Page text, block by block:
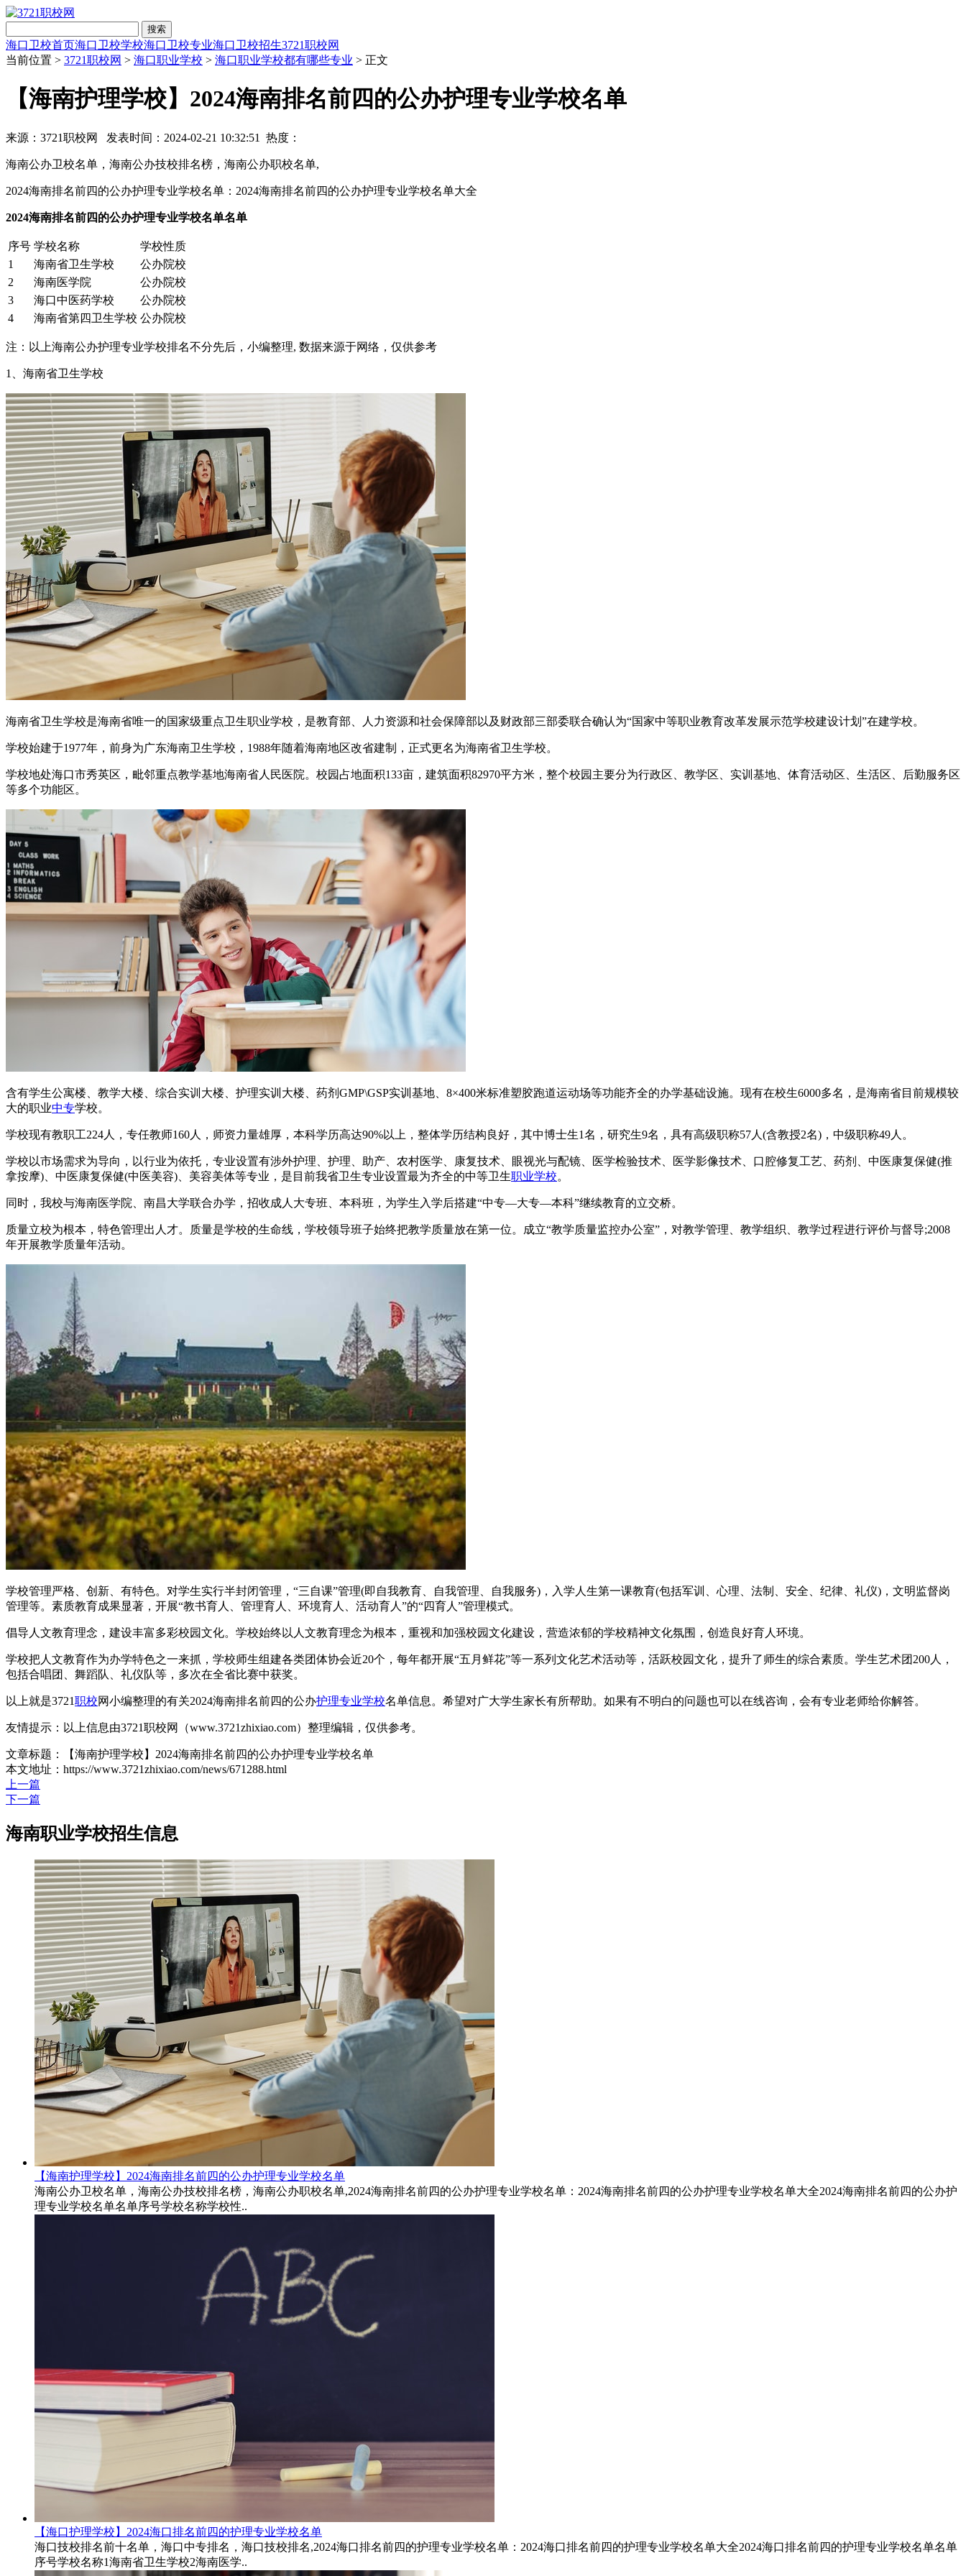
搜索
海口卫校首页海口卫校学校海口卫校专业海口卫校招生3721职校网
当前位置 > 3721职校网 > 海口职业学校 > 海口职业学校都有哪些专业 > 正文
【海南护理学校】2024海南排名前四的公办护理专业学校名单
来源：3721职校网 发表时间：2024-02-21 10:32:51 热度：
海南公办卫校名单，海南公办技校排名榜，海南公办职校名单,
2024海南排名前四的公办护理专业学校名单：2024海南排名前四的公办护理专业学校名单大全
2024海南排名前四的公办护理专业学校名单名单
序号 学校名称
学校性质
1
海南省卫生学校
公办院校
2
海南医学院
公办院校
3
海口中医药学校
公办院校
4
海南省第四卫生学校 公办院校
注：以上海南公办护理专业学校排名不分先后，小编整理, 数据来源于网络，仅供参考
1、海南省卫生学校
海南省卫生学校是海南省唯一的国家级重点卫生职业学校，是教育部、人力资源和社会保障部以及财政部三部委联合确认为“国家中等职业教育改革发展示范学校建设计划”在建学校。
学校始建于1977年，前身为广东海南卫生学校，1988年随着海南地区改省建制，正式更名为海南省卫生学校。
学校地处海口市秀英区，毗邻重点教学基地海南省人民医院。校园占地面积133亩，建筑面积82970平方米，整个校园主要分为行政区、教学区、实训基地、体育活动区、生活区、后勤服务区
等多个功能区。
含有学生公寓楼、教学大楼、综合实训大楼、护理实训大楼、药剂GMP\GSP实训基地、8×400米标准塑胶跑道运动场等功能齐全的办学基础设施。现有在校生6000多名，是海南省目前规模较
大的职业中专学校。
学校现有教职工224人，专任教师160人，师资力量雄厚，本科学历高达90%以上，整体学历结构良好，其中博士生1名，研究生9名，具有高级职称57人(含教授2名)，中级职称49人。
学校以市场需求为导向，以行业为依托，专业设置有涉外护理、护理、助产、农村医学、康复技术、眼视光与配镜、医学检验技术、医学影像技术、口腔修复工艺、药剂、中医康复保健(推
拿按摩)、中医康复保健(中医美容)、美容美体等专业，是目前我省卫生专业设置最为齐全的中等卫生职业学校。
同时，我校与海南医学院、南昌大学联合办学，招收成人大专班、本科班，为学生入学后搭建“中专—大专—本科”继续教育的立交桥。
质量立校为根本，特色管理出人才。质量是学校的生命线，学校领导班子始终把教学质量放在第一位。成立“教学质量监控办公室”，对教学管理、教学组织、教学过程进行评价与督导;2008
年开展教学质量年活动。
学校管理严格、创新、有特色。对学生实行半封闭管理，“三自课”管理(即自我教育、自我管理、自我服务)，入学人生第一课教育(包括军训、心理、法制、安全、纪律、礼仪)，文明监督岗
管理等。素质教育成果显著，开展“教书育人、管理育人、环境育人、活动育人”的“四育人”管理模式。
倡导人文教育理念，建设丰富多彩校园文化。学校始终以人文教育理念为根本，重视和加强校园文化建设，营造浓郁的学校精神文化氛围，创造良好育人环境。
学校把人文教育作为办学特色之一来抓，学校师生组建各类团体协会近20个，每年都开展“五月鲜花”等一系列文化艺术活动等，活跃校园文化，提升了师生的综合素质。学生艺术团200人，
包括合唱团、舞蹈队、礼仪队等，多次在全省比赛中获奖。
以上就是3721职校网小编整理的有关2024海南排名前四的公办护理专业学校名单信息。希望对广大学生家长有所帮助。如果有不明白的问题也可以在线咨询，会有专业老师给你解答。
友情提示：以上信息由3721职校网（www.3721zhixiao.com）整理编辑，仅供参考。
文章标题：【海南护理学校】2024海南排名前四的公办护理专业学校名单
本文地址：https://www.3721zhixiao.com/news/671288.html
上一篇
下一篇
海南职业学校招生信息
【海南护理学校】2024海南排名前四的公办护理专业学校名单
海南公办卫校名单，海南公办技校排名榜，海南公办职校名单,2024海南排名前四的公办护理专业学校名单：2024海南排名前四的公办护理专业学校名单大全2024海南排名前四的公办护
理专业学校名单名单序号学校名称学校性..
【海口护理学校】2024海口排名前四的护理专业学校名单
海口技校排名前十名单，海口中专排名，海口技校排名,2024海口排名前四的护理专业学校名单：2024海口排名前四的护理专业学校名单大全2024海口排名前四的护理专业学校名单名单
序号学校名称1海南省卫生学校2海南医学..